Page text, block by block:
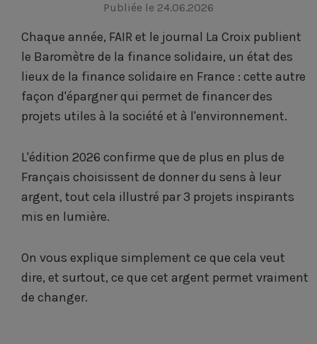
Publiée le 24.06.2026
Chaque année, FAIR et le journal La Croix publient
le Baromètre de la finance solidaire, un état des
lieux de la finance solidaire en France : cette autre
façon d'épargner qui permet de financer des
projets utiles à la société et à l'environnement.
L'édition 2026 confirme que de plus en plus de
Français choisissent de donner du sens à leur
argent, tout cela illustré par 3 projets inspirants
mis en lumière.
On vous explique simplement ce que cela veut
dire, et surtout, ce que cet argent permet vraiment
de changer.